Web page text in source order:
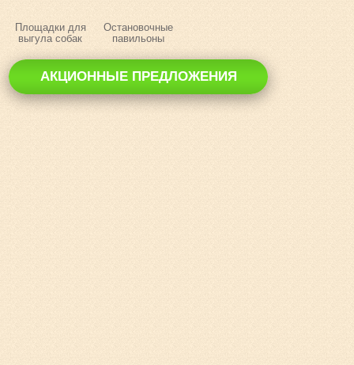
Площадки для
выгула собак
Остановочные
павильоны
АКЦИОННЫЕ ПРЕДЛОЖЕНИЯ